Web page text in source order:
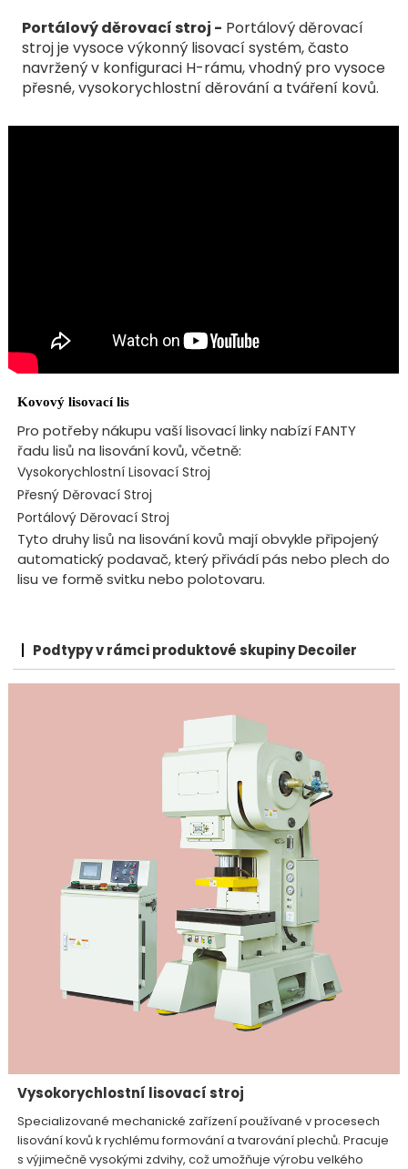
Portálový děrovací stroj - Portálový děrovací
stroj je vysoce výkonný lisovací systém, často
navržený v konfiguraci H-rámu, vhodný pro vysoce
přesné, vysokorychlostní děrování a tváření kovů.
Kovový lisovací lis
Pro potřeby nákupu vaší lisovací linky nabízí FANTY
řadu lisů na lisování kovů, včetně:
Vysokorychlostní Lisovací Stroj
Přesný Děrovací Stroj
Portálový Děrovací Stroj
Tyto druhy lisů na lisování kovů mají obvykle připojený
automatický podavač, který přivádí pás nebo plech do
lisu ve formě svitku nebo polotovaru.
Podtypy v rámci produktové skupiny Decoiler
Vysokorychlostní lisovací stroj
Specializované mechanické zařízení používané v procesech
lisování kovů k rychlému formování a tvarování plechů. Pracuje
s výjimečně vysokými zdvihy, což umožňuje výrobu velkého